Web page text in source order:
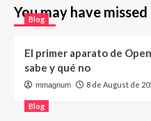
You may have missed
Blog
El primer aparato de
sabe y qué no
mmagnum 8 de August de
Blog